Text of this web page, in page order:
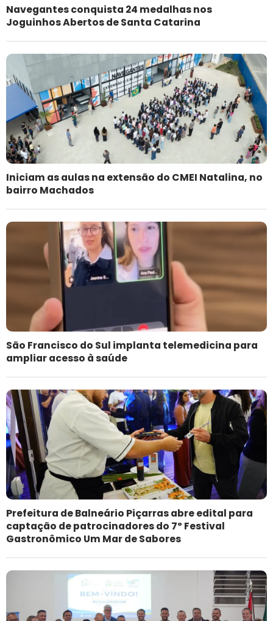
Navegantes conquista 24 medalhas nos
Joguinhos Abertos de Santa Catarina
Iniciam as aulas na extensão do CMEI Natalina, no
bairro Machados
São Francisco do Sul implanta telemedicina para
ampliar acesso à saúde
Prefeitura de Balneário Piçarras abre edital para
captação de patrocinadores do 7º Festival
Gastronômico Um Mar de Sabores